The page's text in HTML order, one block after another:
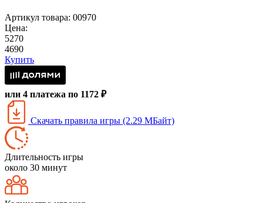
Артикул товара: 00970
Цена:
5270
4690
Купить
или 4 платежа по 1172 ₽
Скачать правила игры (2.29 МБайт)
Длительность игры
около 30 минут